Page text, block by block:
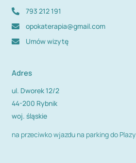
793 212 191
opokaterapia@gmail.com
Umów wizytę
Adres
ul. Dworek 12/2
44-200 Rybnik
woj. śląskie
na przeciwko wjazdu na parking do Plazy